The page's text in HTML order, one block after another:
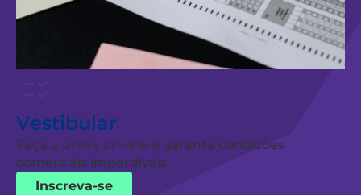
Vestibular
Faça a prova on-line e garanta condições
comerciais imperdíveis.
Inscreva-se